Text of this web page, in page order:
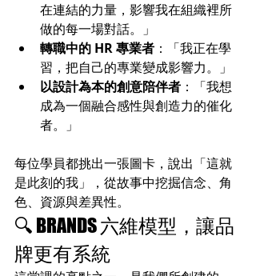
在連結的力量，影響我在組織裡所
做的每一場對話。」
轉職中的 HR 專業者 ：「我正在學
習，把自己的專業變成影響力。」
以設計為本的創意陪伴者 ：「我想
成為一個融合感性與創造力的催化
者。」
每位學員都挑出一張圖卡，說出「這就
是此刻的我」，從故事中挖掘信念、角
色、資源與差異性。
🔍 BRANDS 六維模型，讓品
牌更有系統